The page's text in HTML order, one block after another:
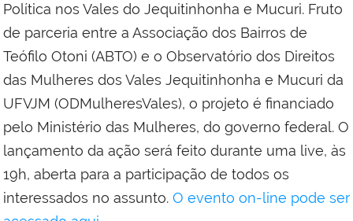
Política nos Vales do Jequitinhonha e Mucuri. Fruto
de parceria entre a Associação dos Bairros de
Teófilo Otoni (ABTO) e o Observatório dos Direitos
das Mulheres dos Vales Jequitinhonha e Mucuri da
UFVJM (ODMulheresVales), o projeto é financiado
pelo Ministério das Mulheres, do governo federal. O
lançamento da ação será feito durante uma live, às
19h, aberta para a participação de todos os
interessados no assunto. O evento on-line pode ser